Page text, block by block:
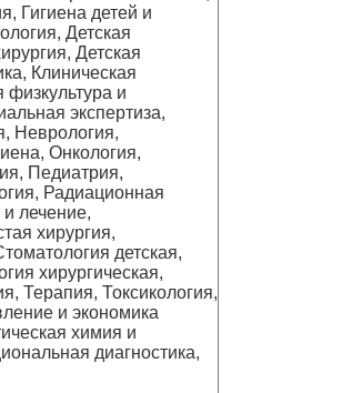
Гигиена детей и
Детская
Детская
Клиническая
и
экспертиза,
Неврология,
Онкология,
Педиатрия,
Радиационная
лечение,
хирургия,
детская,
хирургическая,
Терапия, Токсикология,
и экономика
химия и
диагностика,